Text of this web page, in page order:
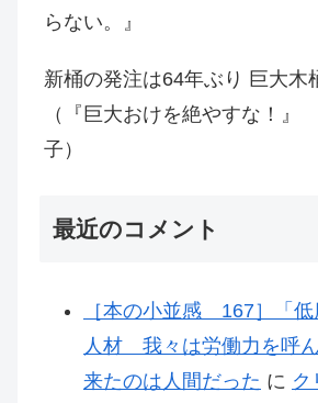
らない。』
新桶の発注は64年ぶり 巨大木
（『巨大おけを絶やすな！
子）
最近のコメント
［本の小並感 167］「低
人材 我々は労働力を呼ん
来たのは人間だった に ク